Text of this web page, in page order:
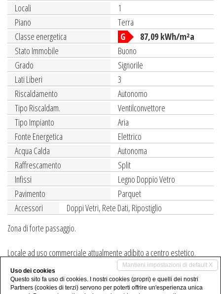
Locali
1
Piano
Terra
Classe energetica
G
87,09 kWh/m²a
Stato Immobile
Buono
Grado
Signorile
Lati Liberi
3
Riscaldamento
Autonomo
Tipo Riscaldam.
Ventilconvettore
Tipo Impianto
Aria
Fonte Energetica
Elettrico
Acqua Calda
Autonoma
Raffrescamento
Split
Infissi
Legno Doppio Vetro
Pavimento
Parquet
Accessori
Doppi Vetri, Rete Dati, Ripostiglio
Zona di forte passaggio.
Locale ad uso commerciale attualmente adibito a centro estetico.
Condividi
Condividi su Whatsapp
Mantieni impostazioni di default X
Uso dei cookies
Questo sito fa uso di cookies. I nostri cookies (propri) e quelli dei nostri
Partners (cookies di terzi) servono per poterti offrire un'esperienza unica